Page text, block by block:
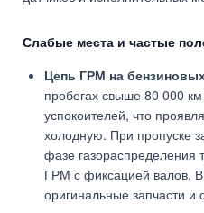
Слабые места и частые
Цепь ГРМ на
пробегах свыше 80 000
успокоителей, что
холодную. При пропуске
фазе газораспределения
ГРМ с фиксацией валов.
оригинальные запчасти и